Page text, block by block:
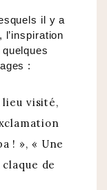
il y a
:
visité,
! », « Une
de